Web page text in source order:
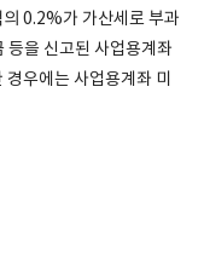
0.2%가 가산세로 부과
등을 신고된 사업용계좌
우에는 사업용계좌 미